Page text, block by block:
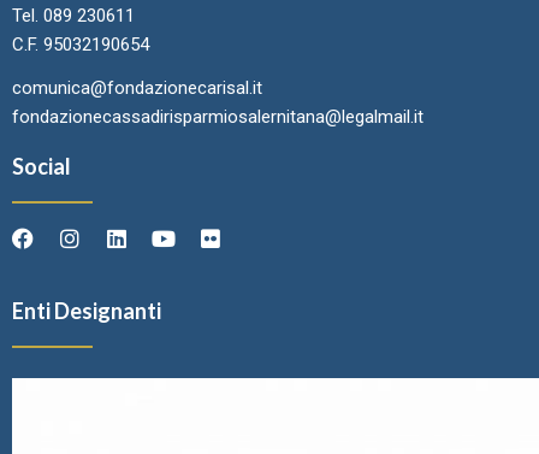
Tel. 089 230611
C.F. 95032190654
comunica@fondazionecarisal.it
fondazionecassadirisparmiosalernitana@legalmail.it
Social
Enti Designanti